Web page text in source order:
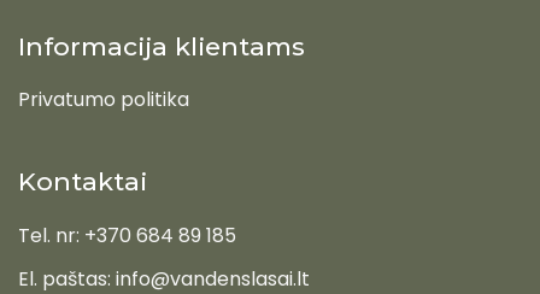
Kontaktai
Tel. nr: +370 684 89 185
El. paštas: info@vandenslasai.lt
Informacija klientams
Privatumo politika